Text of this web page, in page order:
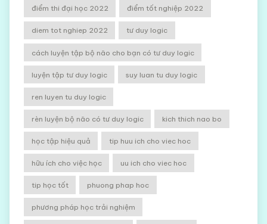
điểm thi đại học 2022 điểm tốt nghiệp 2022
diem tot nghiep 2022 tư duy logic
cách luyện tập bộ não cho bạn có tư duy logic
luyện tập tư duy logic suy luan tu duy logic
ren luyen tu duy logic
rèn luyện bộ não có tư duy logic kich thich nao bo
học tập hiệu quả tip huu ich cho viec hoc
hữu ích cho việc học uu ich cho viec hoc
tip học tốt phuong phap hoc
phương pháp học trải nghiệm